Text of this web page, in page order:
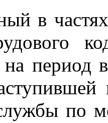
в
на период
по